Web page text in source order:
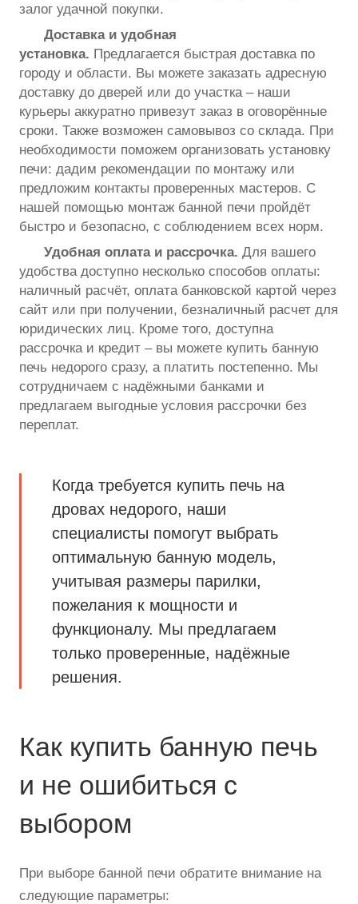
залог удачной покупки.
Доставка и удобная
установка. Предлагается быстрая доставка по
городу и области. Вы можете заказать адресную
доставку до дверей или до участка – наши
курьеры аккуратно привезут заказ в оговорённые
сроки. Также возможен самовывоз со склада. При
необходимости поможем организовать установку
печи: дадим рекомендации по монтажу или
предложим контакты проверенных мастеров. С
нашей помощью монтаж банной печи пройдёт
быстро и безопасно, с соблюдением всех норм.
Удобная оплата и рассрочка. Для вашего
удобства доступно несколько способов оплаты:
наличный расчёт, оплата банковской картой через
сайт или при получении, безналичный расчет для
юридических лиц. Кроме того, доступна
рассрочка и кредит – вы можете купить банную
печь недорого сразу, а платить постепенно. Мы
сотрудничаем с надёжными банками и
предлагаем выгодные условия рассрочки без
переплат.
Когда требуется купить печь на
дровах недорого, наши
специалисты помогут выбрать
оптимальную банную модель,
учитывая размеры парилки,
пожелания к мощности и
функционалу. Мы предлагаем
только проверенные, надёжные
решения.
Как купить банную печь
и не ошибиться с
выбором
При выборе банной печи обратите внимание на
следующие параметры: